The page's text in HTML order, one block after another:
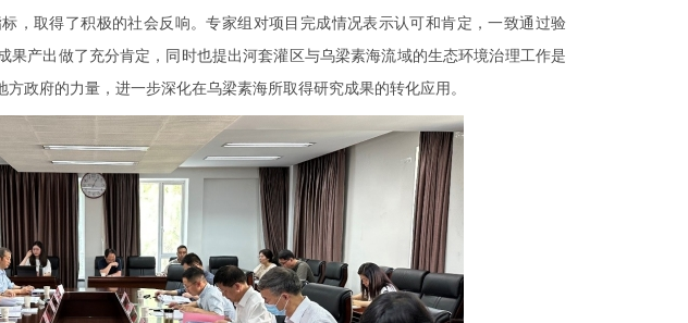
，取得了积极的社会反响。专家组对项目完成情况表示认可和肯定，一致通过验
果产出做了充分肯定，同时也提出河套灌区与乌梁素海流域的生态环境治理工作是
政府的力量，进一步深化在乌梁素海所取得研究成果的转化应用。